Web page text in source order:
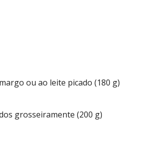
ou ao leite picado (180 g)
grosseiramente (200 g)